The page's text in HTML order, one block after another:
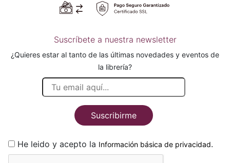
Suscríbete a nuestra newsletter
¿Quieres estar al tanto de las últimas novedades y eventos de
la librería?
Suscribirme
He leido y acepto la Información básica de privacidad.